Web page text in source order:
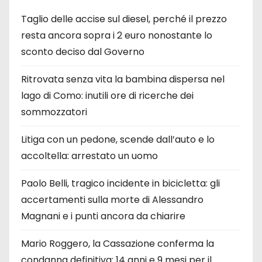
Taglio delle accise sul diesel, perché il prezzo
resta ancora sopra i 2 euro nonostante lo
sconto deciso dal Governo
Ritrovata senza vita la bambina dispersa nel
lago di Como: inutili ore di ricerche dei
sommozzatori
Litiga con un pedone, scende dall’auto e lo
accoltella: arrestato un uomo
Paolo Belli, tragico incidente in bicicletta: gli
accertamenti sulla morte di Alessandro
Magnani e i punti ancora da chiarire
Mario Roggero, la Cassazione conferma la